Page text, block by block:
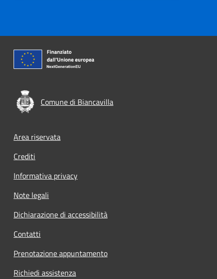
Comune di Biancavilla
Footer menu
Area riservata
Crediti
Informativa privacy
Note legali
Dichiarazione di accessibilità
Contatti
Prenotazione appuntamento
Richiedi assistenza